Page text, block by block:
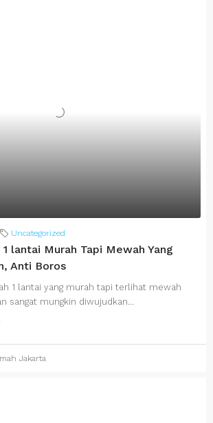
Uncategorized
lantai Murah Tapi Mewah Yang
Anti Boros
1 lantai yang murah tapi terlihat mewah
sangat mungkin diwujudkan...
Jakarta